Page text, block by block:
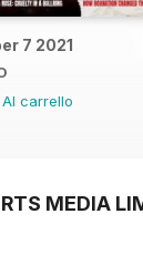
7 2021
Al carrello
MEDIA